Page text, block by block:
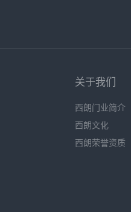
关于我们
西朗门业简介
西朗文化
西朗荣誉资质